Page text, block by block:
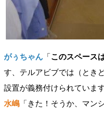
がぅちゃん 「 このスペース
す、テルアビブでは（とき
設置が義務付けられています
水嶋 「きた！そうか、マン